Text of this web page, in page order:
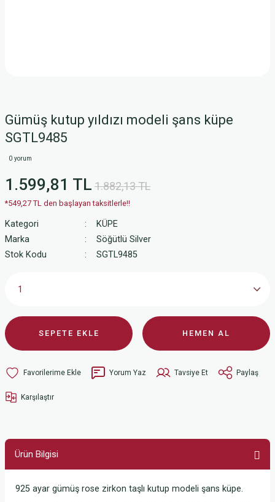
Gümüş kutup yıldızı modeli şans küpe
SGTL9485
0 yorum
1.599,81 TL 1.882,13 TL
*549,27 TL den başlayan taksitlerle!!
Kategori
KÜPE
Marka
Söğütlü Silver
Stok Kodu
SGTL9485
SEPETE EKLE HEMEN AL
Yorum Yaz Tavsiye Et Paylaş
Karşılaştır
Ürün Bilgisi
925 ayar gümüş rose zirkon taşlı kutup modeli şans küpe.